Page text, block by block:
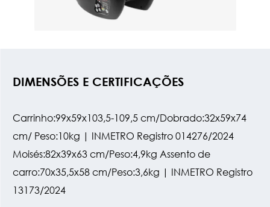
DIMENSÕES E CERTIFICAÇÕES
Carrinho:99x59x103,5-109,5 cm/Dobrado:32x59x74
cm/ Peso:10kg | INMETRO Registro 014276/2024
Moisés:82x39x63 cm/Peso:4,9kg Assento de
carro:70x35,5x58 cm/Peso:3,6kg | INMETRO Registro
13173/2024